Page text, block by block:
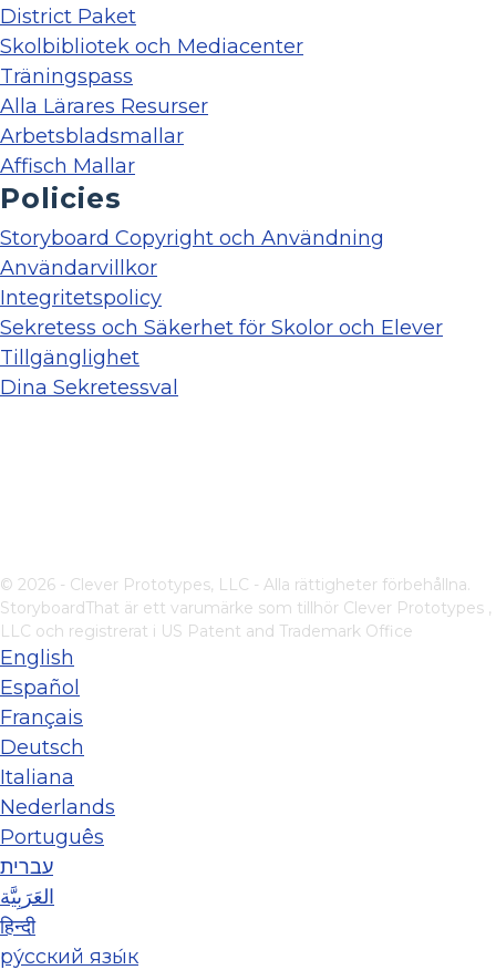
District Paket
Skolbibliotek och Mediacenter
Träningspass
Alla Lärares Resurser
Arbetsbladsmallar
Affisch Mallar
Policies
Storyboard Copyright och Användning
Användarvillkor
Integritetspolicy
Sekretess och Säkerhet för Skolor och Elever
Tillgänglighet
Dina Sekretessval
© 2026 - Clever Prototypes, LLC - Alla rättigheter förbehållna.
StoryboardThat är ett varumärke som tillhör Clever Prototypes ,
LLC och registrerat i US Patent and Trademark Office
English
Español
Français
Deutsch
Italiana
Nederlands
Português
עברית
العَرَبِيَّة
हिन्दी
ру́сский язы́к